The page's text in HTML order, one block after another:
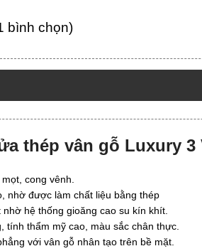
bình chọn)
thép vân gỗ Luxury 3
cong vênh.
nhờ được làm chất liệu bằng thép
hệ thống gioăng cao su kín khít.
tính thẩm mỹ cao, màu sắc chân thực.
với vân gỗ nhân tạo trên bề mặt.